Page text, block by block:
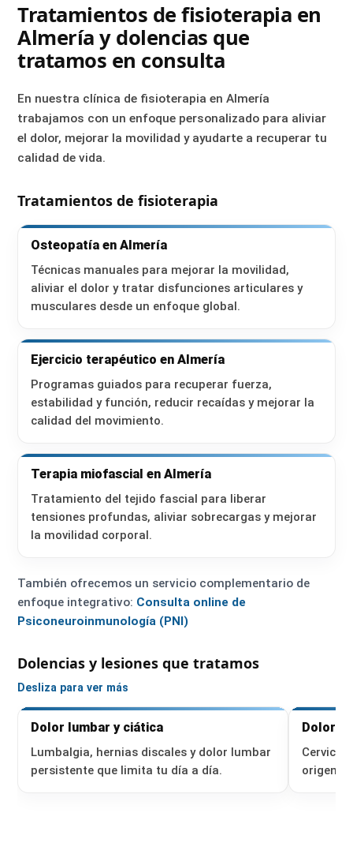
Tratamientos de fisioterapia en
Almería y dolencias que
tratamos en consulta
En nuestra clínica de fisioterapia en Almería
trabajamos con un enfoque personalizado para aliviar
el dolor, mejorar la movilidad y ayudarte a recuperar tu
calidad de vida.
Tratamientos de fisioterapia
Osteopatía en Almería
Técnicas manuales para mejorar la movilidad,
aliviar el dolor y tratar disfunciones articulares y
musculares desde un enfoque global.
Ejercicio terapéutico en Almería
Programas guiados para recuperar fuerza,
estabilidad y función, reducir recaídas y mejorar la
calidad del movimiento.
Terapia miofascial en Almería
Tratamiento del tejido fascial para liberar
tensiones profundas, aliviar sobrecargas y mejorar
la movilidad corporal.
También ofrecemos un servicio complementario de
enfoque integrativo: Consulta online de
Psiconeuroinmunología (PNI)
Dolencias y lesiones que tratamos
Desliza para ver más
Dolor lumbar y ciática
Lumbalgia, hernias discales y dolor lumbar
persistente que limita tu día a día.
Dolor
origen